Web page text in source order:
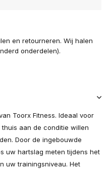
en retourneren. Wij halen
onderdelen).
Toorx Fitness. Ideaal voor
aan de conditie willen
Door de ingebouwde
uw hartslag meten tijdens het
uw trainingsniveau. Het